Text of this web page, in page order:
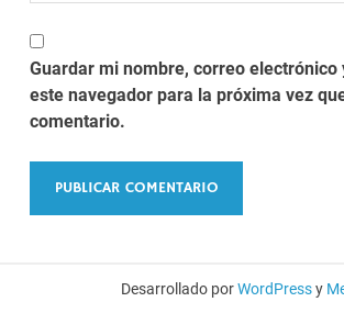
Guardar mi nombre, correo electrónico
este navegador para la próxima vez
comentario.
Desarrollado porWordPressy